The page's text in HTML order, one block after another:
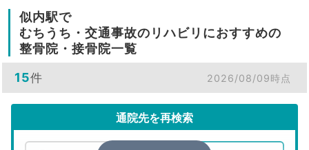
似内駅で
むちうち・交通事故のリハビリにおすすめの
整骨院・接骨院一覧
15件 2026/08/09時点
通院先を再検索